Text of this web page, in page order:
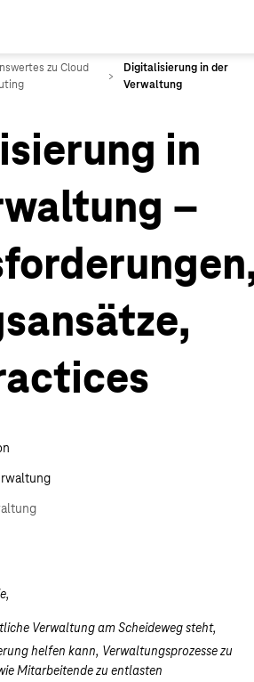
in
–
Verwaltung am Scheideweg steht,
helfen kann, Verwaltungsprozesse zu
Mitarbeitende zu entlasten